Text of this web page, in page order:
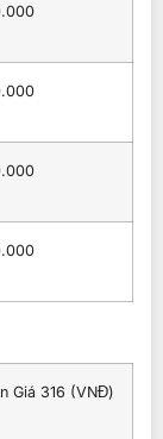
Giá 316 (VNĐ)